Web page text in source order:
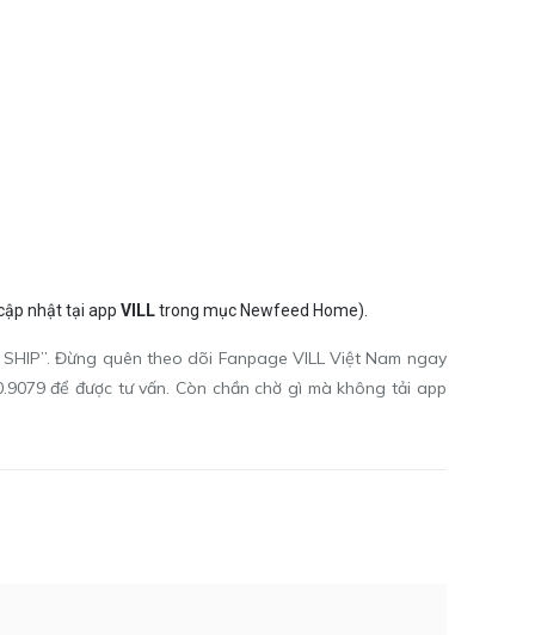
nhật tại appVILLtrong mục Newfeed Home).
Đừng quên theo dõi Fanpage VILL Việt Nam ngay
để được tư vấn. Còn chần chờ gì mà không tải app